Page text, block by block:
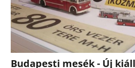
Budapesti mesék - Új